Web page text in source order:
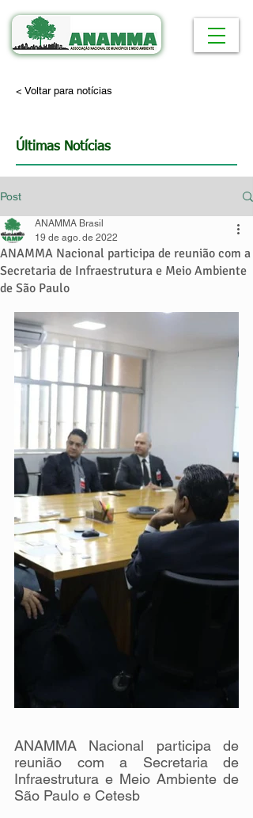
< Voltar para notícias
Últimas Notícias
Post
ANAMMA Nacional participa de reunião com a
Secretaria de Infraestrutura e Meio Ambiente
de São Paulo
ANAMMA Brasil
19 de ago. de 2022
ANAMMA Nacional participa de
reunião com a Secretaria de
Infraestrutura e Meio Ambiente de
São Paulo e Cetesb